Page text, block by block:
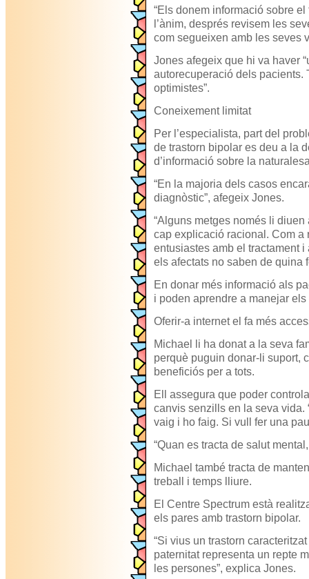
“Els donem informació sobre
l’ànim, després revisem les
com segueixen amb les seves
Jones afegeix que hi va haver
autorecuperació dels pacients.
optimistes”.
Coneixement limitat
Per l’especialista, part del
de trastorn bipolar es deu a la
d’informació sobre la
“En la majoria dels casos
diagnòstic”, afegeix Jones.
“Alguns metges només li
cap explicació racional. Com a
entusiastes amb el tractament
els afectats no saben de quina
En donar més informació als
i poden aprendre a manejar
Oferir-a internet el fa més
Michael li ha donat a la seva
perquè puguin donar-li suport,
beneficiós per a tots.
Ell assegura que poder
canvis senzills en la seva vida.
vaig i ho faig. Si vull fer una
“Quan es tracta de salut
Michael també tracta de
treball i temps lliure.
El Centre Spectrum està
els pares amb trastorn bipolar.
“Si vius un trastorn
paternitat representa un repte
les persones”, explica Jones.